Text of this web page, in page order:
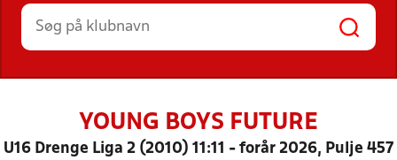
HOLD
YOUNG BOYS FUTURE
U16 Drenge Liga 2 (2010) 11:11 - forår 2026, Pulje 457